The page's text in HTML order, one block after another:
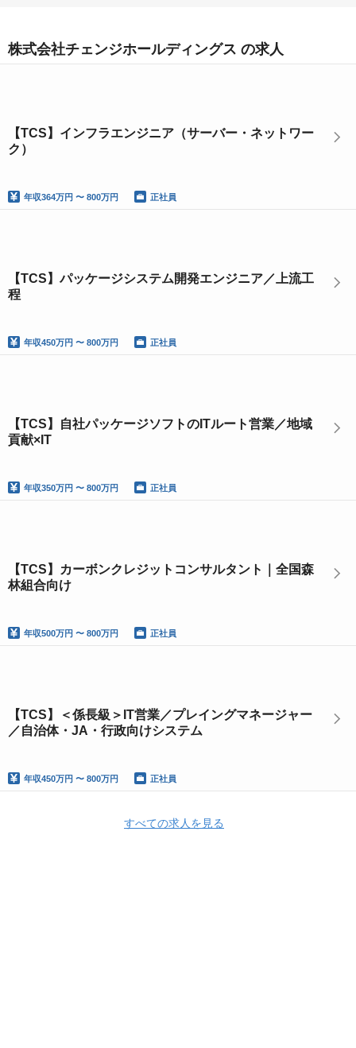
株式会社チェンジホールディングス の求人
【TCS】インフラエンジニア（サーバー・ネットワー
ク）
年収364万円 〜 800万円 正社員
【TCS】パッケージシステム開発エンジニア／上流工
程
年収450万円 〜 800万円 正社員
【TCS】自社パッケージソフトのITルート営業／地域
貢献×IT
年収350万円 〜 800万円 正社員
【TCS】カーボンクレジットコンサルタント｜全国森
林組合向け
年収500万円 〜 800万円 正社員
【TCS】＜係長級＞IT営業／プレイングマネージャー
／自治体・JA・行政向けシステム
年収450万円 〜 800万円 正社員
すべての求人を見る